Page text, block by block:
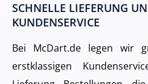
SCHNELLE LIEFERUNG
KUNDENSERVICE
Bei McDart.de legen wir
erstklassigen